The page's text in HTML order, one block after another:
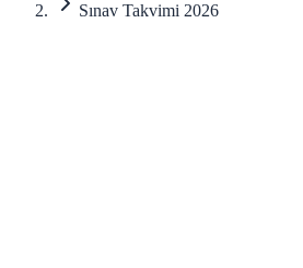
Sınav Takvimi 2026